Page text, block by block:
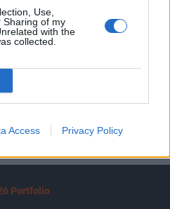
Use,
Sharing of my
with the
collected.
Access Privacy Policy
Portfolio